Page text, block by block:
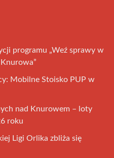
programu „Weź sprawy w
Mobilne Stoisko PUP w
nad Knurowem – loty
roku
Ligi Orlika zbliża się